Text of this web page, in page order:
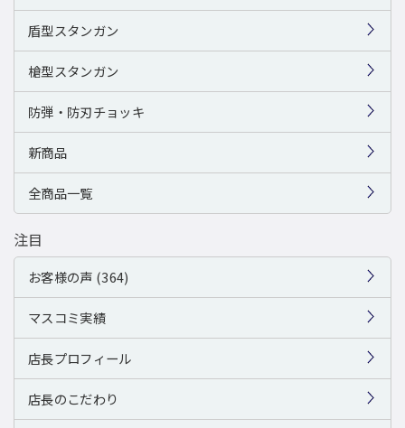
盾型スタンガン
槍型スタンガン
防弾・防刃チョッキ
新商品
全商品一覧
注目
お客様の声 (364)
マスコミ実績
店長プロフィール
店長のこだわり